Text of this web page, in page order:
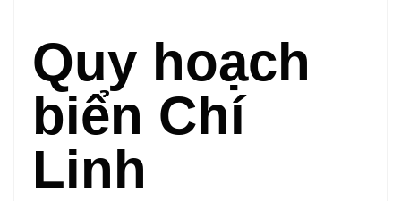
Quy hoạch
biển Chí
Linh